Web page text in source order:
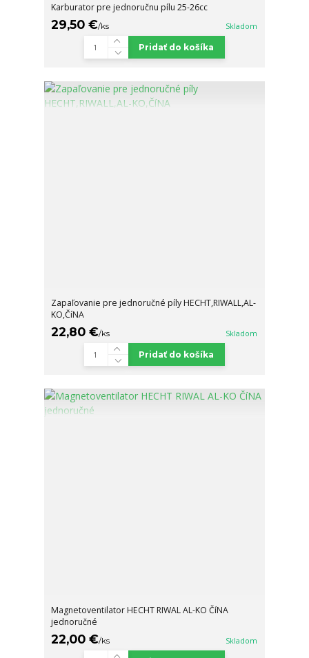
Karburator pre jednoručnu pílu 25-26cc
29,50 €/ks Skladom
Pridať do košíka
Zapaľovanie pre jednoručné píly HECHT,RIWALL,AL-
KO,ČíNA
22,80 €/ks Skladom
Pridať do košíka
Magnetoventilator HECHT RIWAL AL-KO ČíNA
jednoručné
22,00 €/ks Skladom